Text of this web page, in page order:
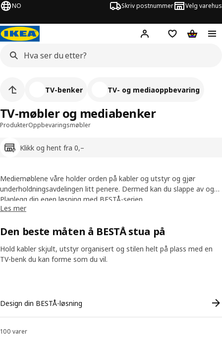
NO Skriv postnummer Velg varehus
Hej! Logg innHuskeliste
ProdukterOppbevaringsmøbler
Klikk og hent fra 0,–
TV-møbler og mediabenker
TV-benker TV- og mediaoppbevaring
Mediemøblene våre holder orden på kabler og utstyr og gjør
underholdningsavdelingen litt penere. Dermed kan du slappe av og
kose deg med TV-en, også når den ikke er på.
Planlegg din egen løsning med BESTÅ-serien
Les mer
Den beste måten å BESTÅ stua på
Hold kabler skjult, utstyr organisert og stilen helt på plass med en
TV-benk du kan forme som du vil.
Design din BESTÅ-løsning
Sorter og filtrer
100 varer